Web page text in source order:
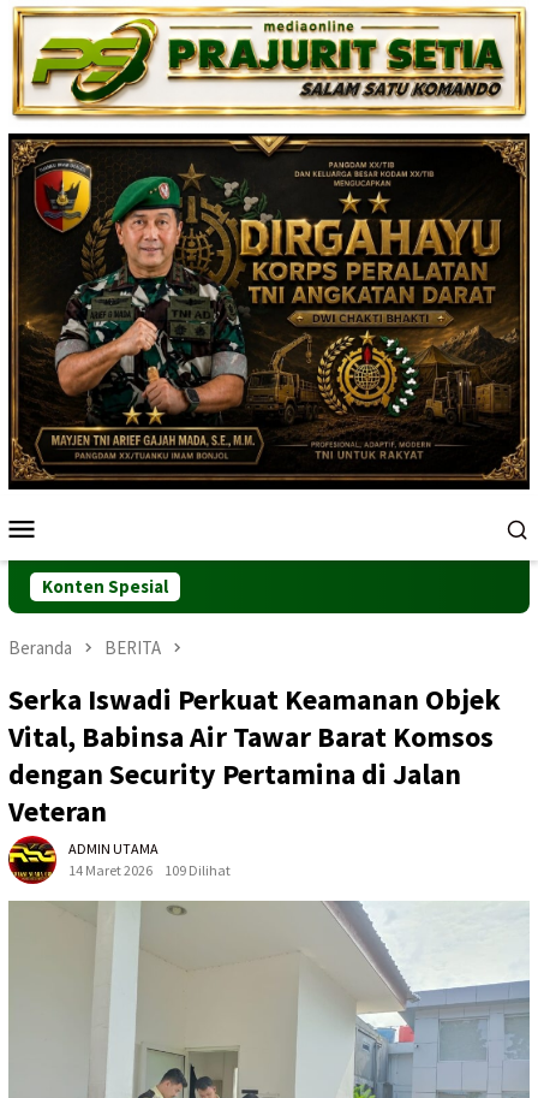
Loncat
ke
konten
Mobile
Konten Spesial
Beranda BERITA
Serka Iswadi Perkuat Keamanan Objek
Vital, Babinsa Air Tawar Barat Komsos
dengan Security Pertamina di Jalan
Veteran
ADMIN UTAMA
14 Maret 2026
109 Dilihat